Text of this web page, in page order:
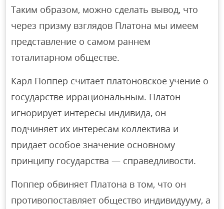
Таким образом, можно сделать вывод, что
через призму взглядов Платона мы имеем
представление о самом раннем
тоталитарном обществе.
Карл Поппер считает платоновское учение о
государстве иррациональным. Платон
игнорирует интересы индивида, он
подчиняет их интересам коллектива и
придает особое значение основному
принципу государства — справедливости.
Поппер обвиняет Платона в том, что он
противопоставляет общество индивидууму, а